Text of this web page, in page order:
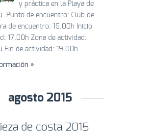
y práctica en la Playa de
Punto de encuentro: Club de
de encuentro: 16.00h Inicio
17.00h Zona de actividad:
Fin de actividad: 19.00h
»
agosto 2015
de costa 2015